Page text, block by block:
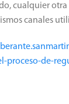
cualquier
canales
proceso-de-